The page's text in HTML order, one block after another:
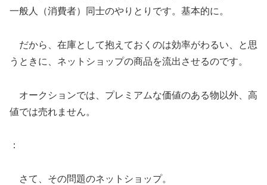
一般人（消費者）同士のやりとりです。基本的に。
だから、在庫として抱えておくのは効率がわるい、と思
うときに、ネットショップの商品を流出させるのです。
オークションでは、プレミアムな価値のある物以外、高
値では売れません。
：
さて、その問題のネットショップ。